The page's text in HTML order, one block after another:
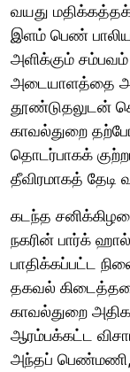
வயது
இளம் பெண்
அளிக்கும்
அடையாளத்தை
தூண்டுதலுடன்
காவல்துறை
தொடர்பாகக்
தீவிரமாகத் தேடி
கடந்த
நகரின் பார்க்
பாதிக்கப்பட்ட
தகவல்
காவல்துறை
ஆரம்பக்கட்ட
அந்தப்